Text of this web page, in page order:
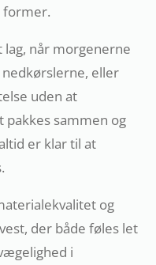
former.
når morgenerne
eller
uden at
pakkes sammen og
er klar til at
og
der både føles let
i